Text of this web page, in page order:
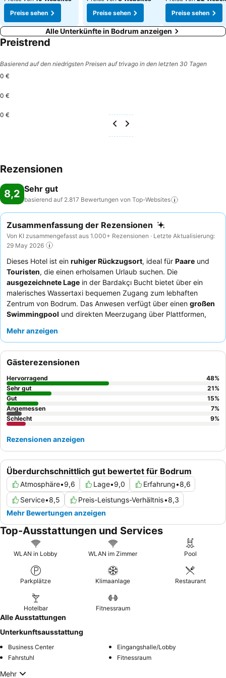
Preise sehen
Preise sehen
Preise sehen
Alle Unterkünfte in Bodrum anzeigen
Preistrend
Basierend auf den niedrigsten Preisen auf trivago in den letzten 30 Tagen
0 €
0 €
0 €
Rezensionen
8,2 Sehr gut
basierend auf 2.817 Bewertungen von Top-Websites
Zusammenfassung der Rezensionen
Von KI zusammengefasst aus 1.000+ Rezensionen · Letzte Aktualisierung:
29 May 2026
Dieses Hotel ist ein ruhiger Rückzugsort, ideal für Paare und
Touristen, die einen erholsamen Urlaub suchen. Die
ausgezeichnete Lage in der Bardakçı Bucht bietet über ein
malerisches Wassertaxi bequemen Zugang zum lebhaften
Zentrum von Bodrum. Das Anwesen verfügt über einen großen
Swimmingpool und direkten Meerzugang über Plattformen,
durchweg dasaußergewöhnliche Personal
Frühstücksbuffet und die beliebte Snack-Bar. Für ein wirklich
ruhiges Erlebnis empfiehlt es sich, ein Zimmer abseits der
Hauptunterhaltungsbereiche anzufragen.
Mehr anzeigen
Überdurchschnittlich gut bewertet für Bodrum
Atmosphäre•9,6 Lage•9,0 Erfahrung•8,6
Service•8,5 Preis-Leistungs-Verhältnis•8,3
Mehr Bewertungen anzeigen
Gästerezensionen
Hervorragend 48%
Sehr gut
21%
Gut
15%
Angemessen
7%
Schlecht
9%
Rezensionen anzeigen
Top-Ausstattungen und Services
WLAN in Lobby WLAN im Zimmer Pool
Parkplätze Klimaanlage Restaurant
Hotelbar Fitnessraum
Alle Ausstattungen
Unterkunftsausstattung
Business Center
Eingangshalle/Lobby
Fahrstuhl
Fitnessraum
Mehr